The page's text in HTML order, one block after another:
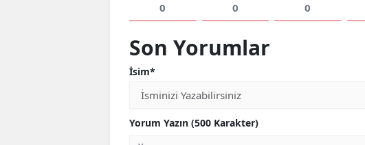
0 0 0
Son Yorumlar
İsim*
Yorum Yazın (500 Karakter)